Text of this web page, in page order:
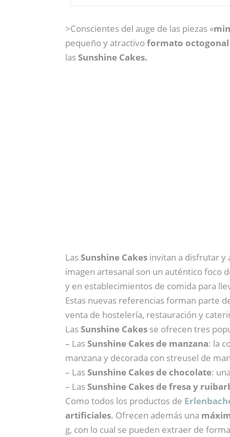
>Conscientes del auge de las piezas «
pequeño y atractivoformato octogonal
lasSunshine Cakes.
LasSunshine Cakes invitan a disfrutar y
imagen artesanal son un auténtico foco
y en establecimientos de comida para
Estas nuevas referencias forman parte
venta de hostelería, restauración y
LasSunshine Cakes se ofrecen tres
– LasSunshine Cakes de manzana: la
manzana y decorada con streusel de
– LasSunshine Cakes de chocolate:
– LasSunshine Cakes de fresa y
Como todos los productos de
artificiales. Ofrecen además una
g, con lo cual se pueden extraer de